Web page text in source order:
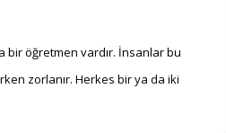
bir öğretmen vardır. İnsanlar bu
zorlanır. Herkes bir ya da iki